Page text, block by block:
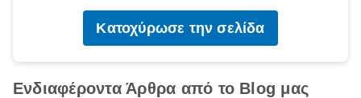
Κατοχύρωσε την σελίδα
Ενδιαφέροντα Άρθρα από το Blog μας